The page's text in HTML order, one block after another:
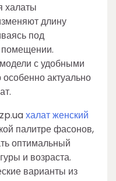
халаты
длину
под
помещении.
с удобными
актуально
халат женский
палитре фасонов,
оптимальный
и возраста.
варианты из